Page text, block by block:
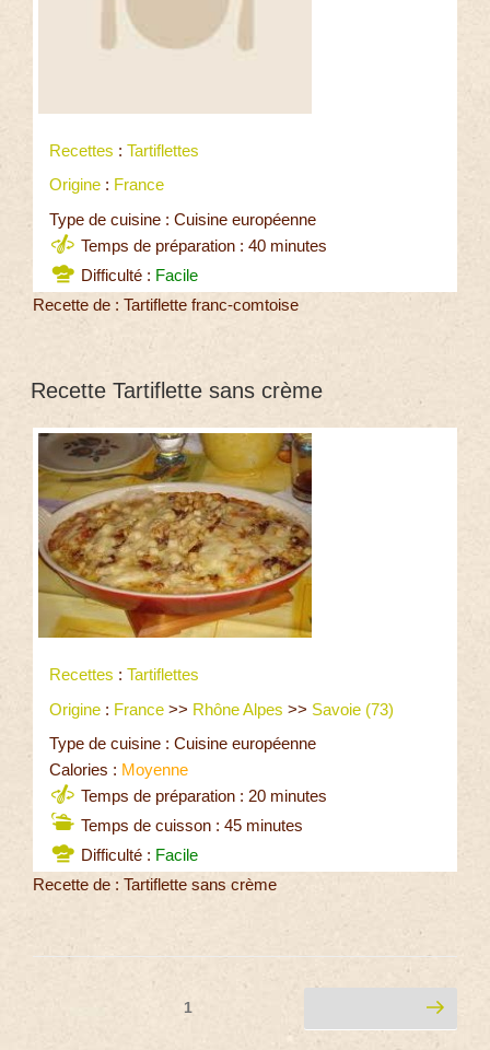
Recettes : Tartiflettes
Origine : France
Type de cuisine : Cuisine européenne
Temps de préparation : 40 minutes
Difficulté : Facile
Recette de : Tartiflette franc-comtoise
Recette Tartiflette sans crème
Recettes : Tartiflettes
Origine : France >> Rhône Alpes >> Savoie (73)
Type de cuisine : Cuisine européenne
Calories : Moyenne
Temps de préparation : 20 minutes
Temps de cuisson : 45 minutes
Difficulté : Facile
Recette de : Tartiflette sans crème
1